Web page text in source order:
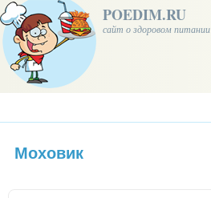
POEDIM.RU
сайт о здоровом питании
Моховик